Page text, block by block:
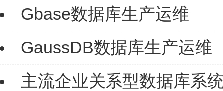
Gbase数据库生产运维
GaussDB数据库生产运维
主流企业关系型数据库系